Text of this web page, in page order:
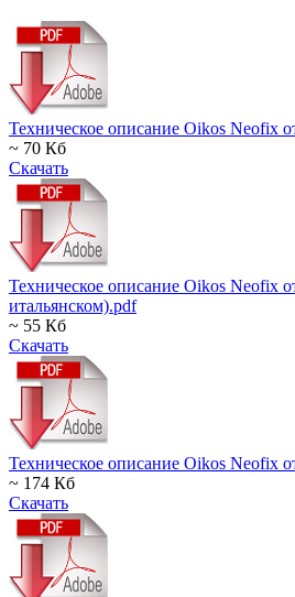
Техническое описание Oikos Neofix
~ 70 Кб
Скачать
Техническое описание Oikos Neofix
итальянском).pdf
~ 55 Кб
Скачать
Техническое описание Oikos Neofix
~ 174 Кб
Скачать